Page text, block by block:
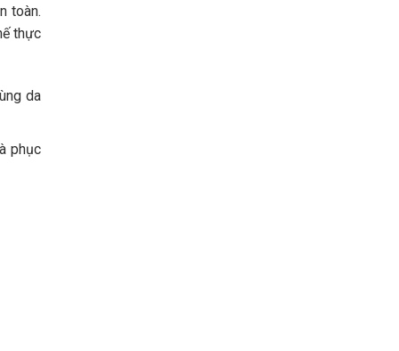
toàn.
thực
da
phục